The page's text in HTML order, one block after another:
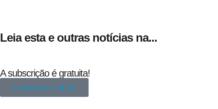
Leia esta e outras notícias na...
A subscrição é gratuita!
Subscrever a REDE